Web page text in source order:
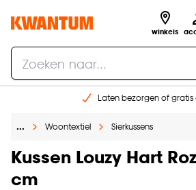
winkels
Laten bezorgen of gratis
Gratis raam advies en
… Woontextiel Sierkussens
Kussen Louzy Hart
cm